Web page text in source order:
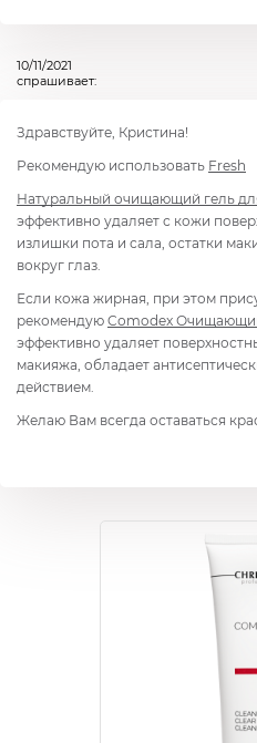
10/11/2021
спрашивает:
Здравствуйте, Кристина!
Рекомендую использовать Fresh
Натуральный очищающий гель
эффективно удаляет с кожи
излишки пота и сала, остатки
вокруг глаз.
Если кожа жирная, при этом
рекомендую Cоmodex
эффективно удаляет
макияжа, обладает
действием.
Желаю Вам всегда оставаться